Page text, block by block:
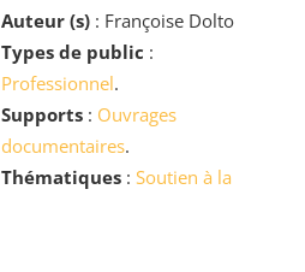
Auteur (s): Françoise Dolto
Types de public :
Professionnel.
Supports: Ouvrages
documentaires.
Thématiques: Soutien à la